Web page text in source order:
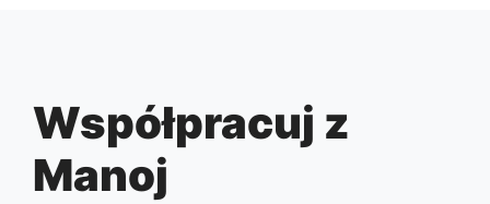
Współpracuj z
Manoj